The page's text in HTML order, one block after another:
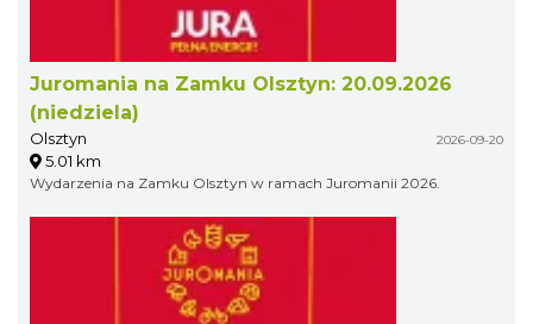
Juromania na Zamku Olsztyn: 20.09.2026
(niedziela)
Olsztyn 2026-09-20
5.01 km
Wydarzenia na Zamku Olsztyn w ramach Juromanii 2026.